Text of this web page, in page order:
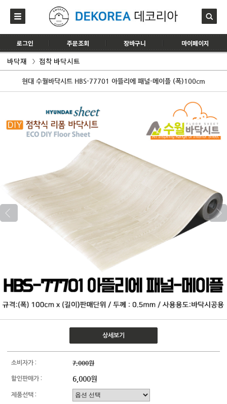
로그인 주문조회 장바구니 마이페이지
바닥재 접착 바닥시트
현대 수월바닥시트 HBS-77701 아뜰리에 패널-메이플 (폭)100cm
상세보기
소비자가 : 7,000원
할인판매가 : 6,000원
제품선택 :